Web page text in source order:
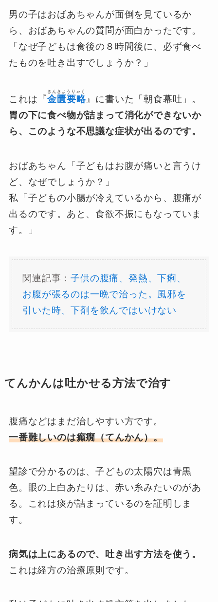
男の子はおばあちゃんが面倒を見ているか
ら、おばあちゃんの質問が面白かったです。
「なぜ子どもは食後の８時間後に、必ず食べ
たものを吐き出すでしょうか？」
これは『金匱要略
きんきようりゃく
』に書いた「朝食幕吐」。
胃の下に食べ物が詰まって消化ができないか
ら、このような不思議な症状が出るのです。
おばあちゃん「子どもはお腹が痛いと言うけ
ど、なぜでしょうか？」
私「子どもの小腸が冷えているから、腹痛が
出るのです。あと、食欲不振にもなっていま
す。」
関連記事：子供の腹痛、発熱、下痢、
お腹が張るのは一晩で治った。風邪を
引いた時、下剤を飲んではいけない
てんかんは吐かせる方法で治す
腹痛などはまだ治しやすい方です。
一番難しいのは癲癇（てんかん）。
望診で分かるのは、子どもの太陽穴は青黒
色。眼の上白あたりは、赤い糸みたいのがあ
る。これは痰が詰まっているのを証明しま
す。
病気は上にあるので、吐き出す方法を使う。
これは経方の治療原則です。